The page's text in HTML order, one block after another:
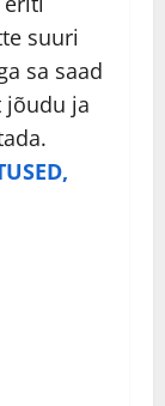
suuri
sa saad
jõudu ja